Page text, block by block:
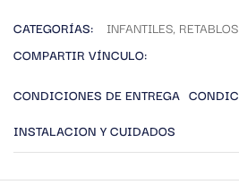
CATEGORÍAS: INFANTILES, RETABLOS
COMPARTIR VÍNCULO:
CONDICIONES DE ENTREGA
INSTALACION Y CUIDADOS